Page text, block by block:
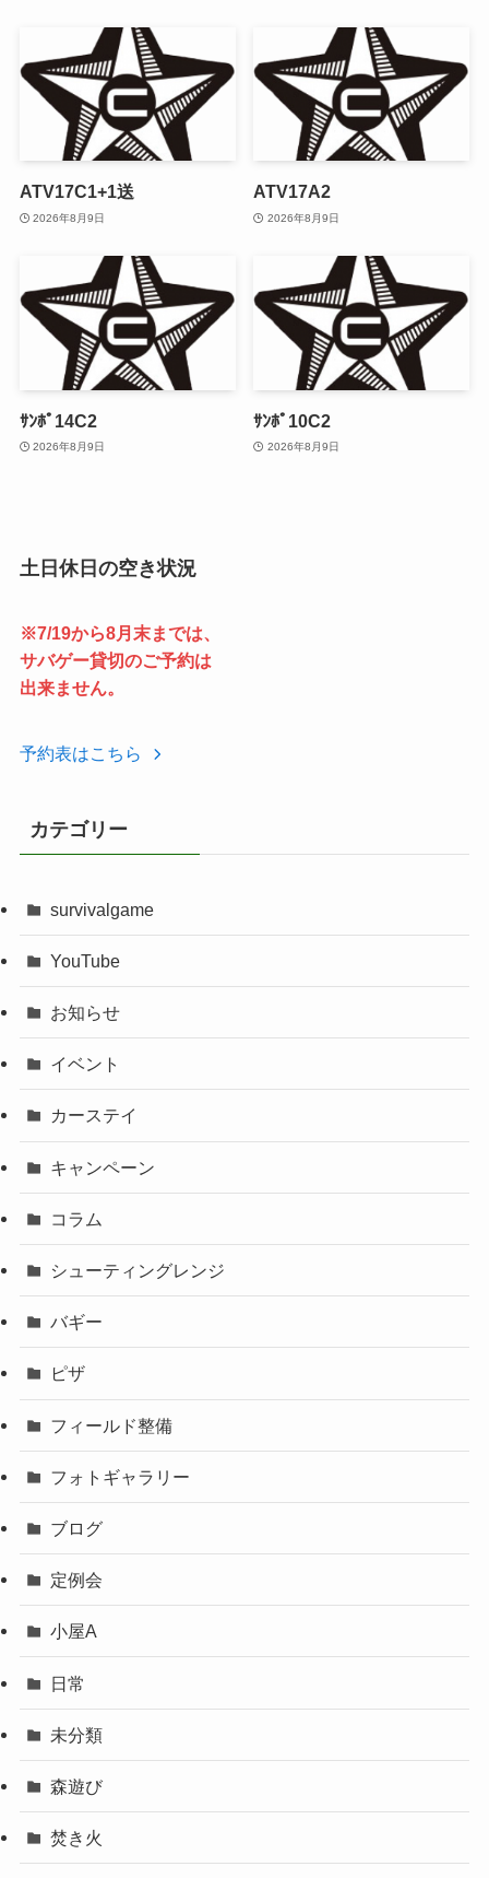
ATV17C1+1送
2026年8月9日
ATV17A2
2026年8月9日
ｻﾝﾎﾟ14C2
2026年8月9日
ｻﾝﾎﾟ10C2
2026年8月9日
土日休日の空き状況
※7/19から8月末までは、
サバゲー貸切のご予約は
出来ません。
予約表はこちら
カテゴリー
survivalgame
YouTube
お知らせ
イベント
カーステイ
キャンペーン
コラム
シューティングレンジ
バギー
ピザ
フィールド整備
フォトギャラリー
ブログ
定例会
小屋A
日常
未分類
森遊び
焚き火